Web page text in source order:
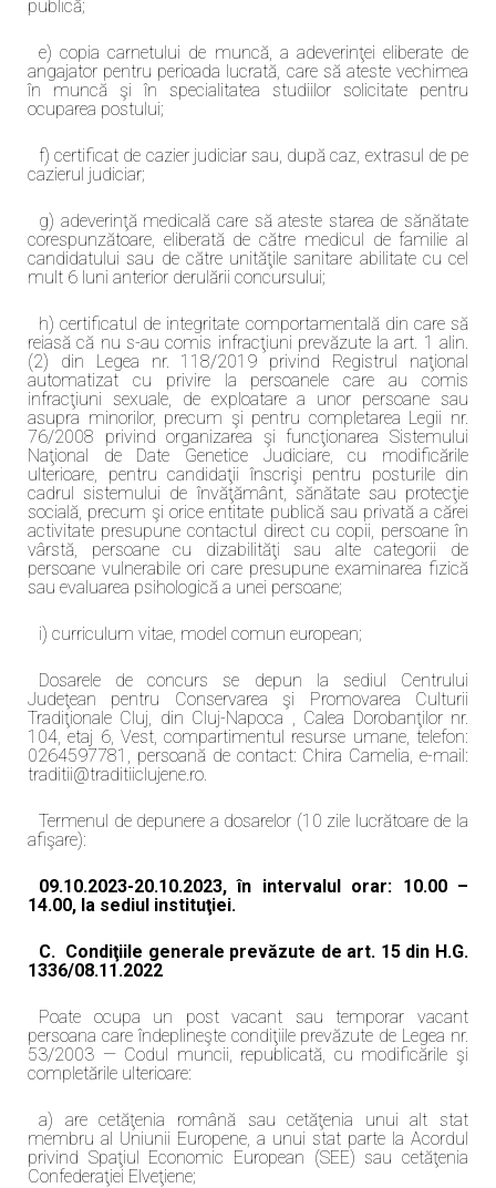
publică;
e) copia carnetului de muncă, a adeverinţei eliberate de
angajator pentru perioada lucrată, care să ateste vechimea
în muncă şi în specialitatea studiilor solicitate pentru
ocuparea postului;
f) certificat de cazier judiciar sau, după caz, extrasul de pe
cazierul judiciar;
g) adeverinţă medicală care să ateste starea de sănătate
corespunzătoare, eliberată de către medicul de familie al
candidatului sau de către unităţile sanitare abilitate cu cel
mult 6 luni anterior derulării concursului;
h) certificatul de integritate comportamentală din care să
reiasă că nu s-au comis infracţiuni prevăzute la art. 1 alin.
(2) din Legea nr. 118/2019 privind Registrul naţional
automatizat cu privire la persoanele care au comis
infracţiuni sexuale, de exploatare a unor persoane sau
asupra minorilor, precum şi pentru completarea Legii nr.
76/2008 privind organizarea şi funcţionarea Sistemului
Naţional de Date Genetice Judiciare, cu modificările
ulterioare, pentru candidaţii înscrişi pentru posturile din
cadrul sistemului de învăţământ, sănătate sau protecţie
socială, precum şi orice entitate publică sau privată a cărei
activitate presupune contactul direct cu copii, persoane în
vârstă, persoane cu dizabilităţi sau alte categorii de
persoane vulnerabile ori care presupune examinarea fizică
sau evaluarea psihologică a unei persoane;
i) curriculum vitae, model comun european;
Dosarele de concurs se depun la sediul Centrului
Judeţean pentru Conservarea şi Promovarea Culturii
Tradiţionale Cluj, din Cluj-Napoca , Calea Dorobanţilor nr.
104, etaj 6, Vest, compartimentul resurse umane, telefon:
0264597781, persoană de contact: Chira Camelia, e-mail:
traditii@traditiiclujene.ro.
Termenul de depunere a dosarelor (10 zile lucrătoare de la
afişare):
09.10.2023-20.10.2023, în intervalul orar: 10.00 –
14.00, la sediul instituţiei.
C. Condiţiile generale prevăzute de art. 15 din H.G.
1336/08.11.2022
Poate ocupa un post vacant sau temporar vacant
persoana care îndeplineşte condiţiile prevăzute de Legea nr.
53/2003 — Codul muncii, republicată, cu modificările şi
completările ulterioare:
a) are cetăţenia română sau cetăţenia unui alt stat
membru al Uniunii Europene, a unui stat parte la Acordul
privind Spaţiul Economic European (SEE) sau cetăţenia
Confederaţiei Elveţiene;